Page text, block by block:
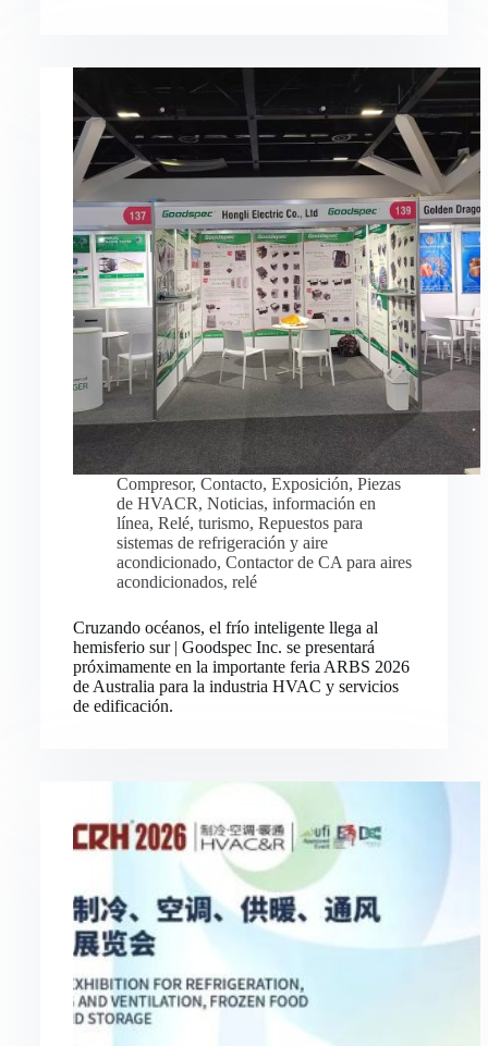
Compresor, Contacto, Exposición, Piezas
de HVACR, Noticias, información en
línea, Relé, turismo, Repuestos para
sistemas de refrigeración y aire
acondicionado, Contactor de CA para aires
acondicionados, relé
Cruzando océanos, el frío inteligente llega al
hemisferio sur | Goodspec Inc. se presentará
próximamente en la importante feria ARBS 2026
de Australia para la industria HVAC y servicios
de edificación.